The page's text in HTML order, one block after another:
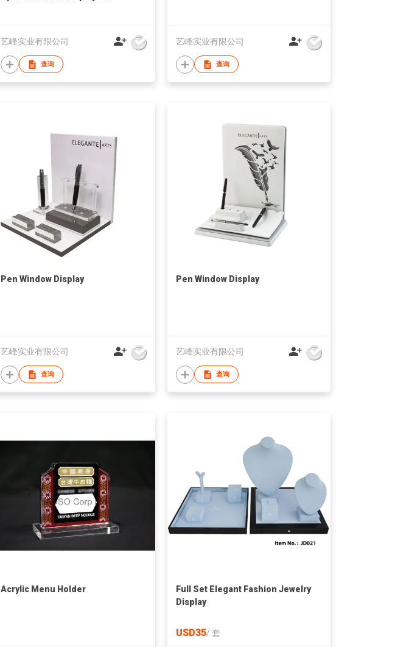
艺峰实业有限公司
查询
艺峰实业有限公司
查询
Pen Window Display
艺峰实业有限公司
查询
Pen Window Display
艺峰实业有限公司
查询
Acrylic Menu Holder
Full Set Elegant Fashion Jewelry
Display
USD35/ 套